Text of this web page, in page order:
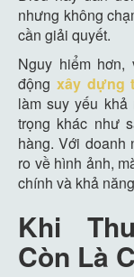
nhưng không
cần giải quyết.
Nguy hiểm
động xây dựng
làm suy yếu
trọng khác như
hàng. Với doanh
ro về hình ảnh,
chính và khả
Khi
Còn Là